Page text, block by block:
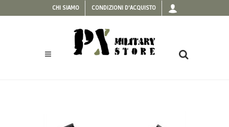
CHI SIAMO CONDIZIONI D'ACQUISTO